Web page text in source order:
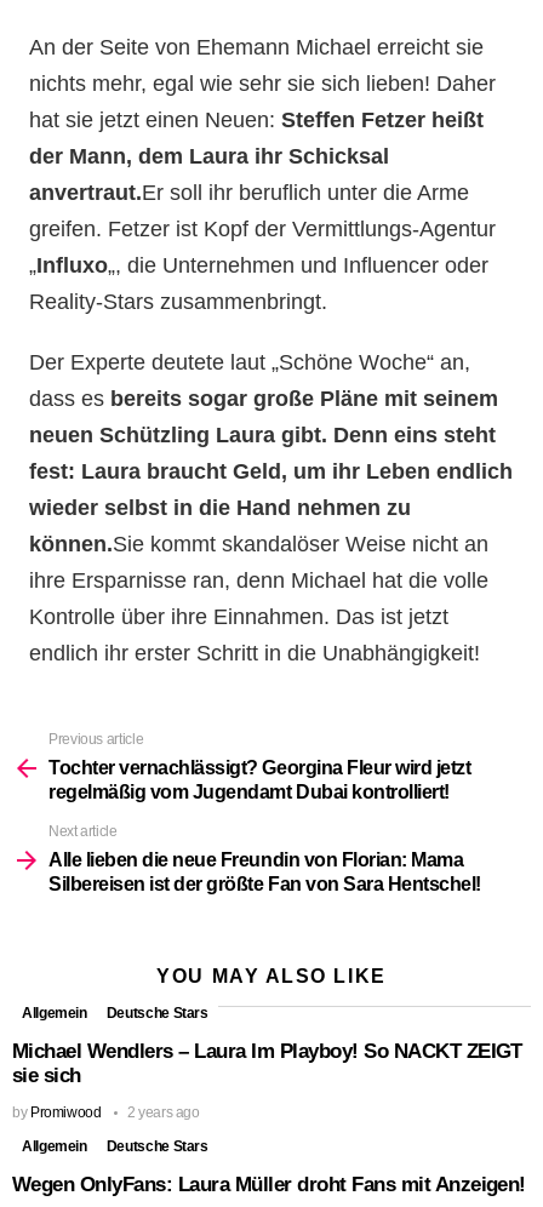
An der Seite von Ehemann Michael erreicht sie
nichts mehr, egal wie sehr sie sich lieben! Daher
hat sie jetzt einen Neuen:Steffen Fetzer heißt
der Mann, dem Laura ihr Schicksal
anvertraut.Er soll ihr beruflich unter die Arme
greifen. Fetzer ist Kopf der Vermittlungs-Agentur
„Influxo„, die Unternehmen und Influencer oder
Reality-Stars zusammenbringt.
Der Experte deutete laut „Schöne Woche“ an,
dass es bereits sogar große Pläne mit seinem
neuen Schützling Laura gibt. Denn eins steht
fest: Laura braucht Geld, um ihr Leben endlich
wieder selbst in die Hand nehmen zu
können.Sie kommt skandalöser Weise nicht an
ihre Ersparnisse ran, denn Michael hat die volle
Kontrolle über ihre Einnahmen. Das ist jetzt
endlich ihr erster Schritt in die Unabhängigkeit!
more
Previous article
Tochter vernachlässigt? Georgina Fleur wird jetzt
regelmäßig vom Jugendamt Dubai kontrolliert!
Next article
Alle lieben die neue Freundin von Florian: Mama
Silbereisen ist der größte Fan von Sara Hentschel!
YOU MAY ALSO LIKE
Allgemein Deutsche Stars
Michael Wendlers – Laura Im Playboy! So NACKT ZEIGT
sie sich
by Promiwood
2 years ago
Allgemein
Deutsche Stars
Wegen OnlyFans: Laura Müller droht Fans mit Anzeigen!